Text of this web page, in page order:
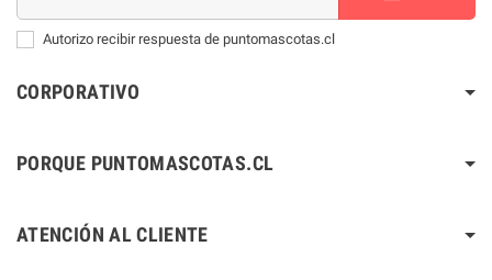
Autorizo recibir respuesta de puntomascotas.cl
CORPORATIVO
PORQUE PUNTOMASCOTAS.CL
ATENCIÓN AL CLIENTE